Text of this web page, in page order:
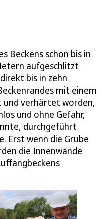
Beckens schon bis in
aufgeschlitzt
bis in zehn
mit einem
und verhärtet worden,
und ohne Gefahr,
durchgeführt
Erst wenn die Grube
die Innenwände